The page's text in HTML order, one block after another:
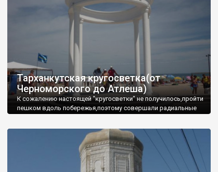
Тарханкутская кругосветка(от
Черноморского до Атлеша)
К сожалению настоящей "кругосветки" не получилось,пройти
пешком вдоль побережья,поэтому совершали радиальные